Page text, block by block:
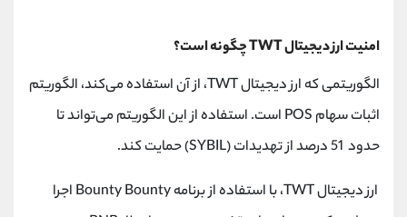
امنیت ارز دیجیتال TWT چگونه است؟
الگوریتمی که ارز دیجیتال TWT، از آن استفاده می‌کند، الگوریتم
اثبات سهام POS است. استفاده از این الگوریتم می‌تواند تا
حدود 51 درصد از تهدیدات (SYBIL) حمایت کند.
ارز دیجیتال TWT، با استفاده از برنامه Bounty Bounty اجرا